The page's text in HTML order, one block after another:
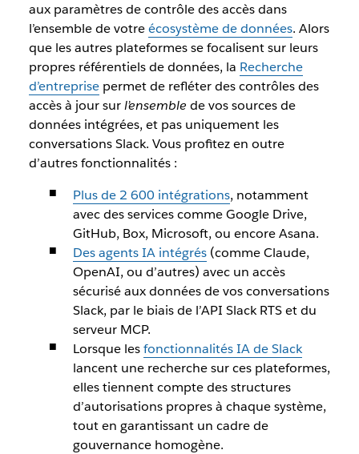
aux paramètres de contrôle des accès dans
l’ensemble de votreécosystème de données. Alors
que les autres plateformes se focalisent sur leurs
propres référentiels de données, la Recherche
d’entreprisepermet de refléter des contrôles des
accès à jour surl’ensemble de vos sources de
données intégrées, et pas uniquement les
conversations Slack. Vous profitez en outre
d’autres fonctionnalités :
Plus de 2 600 intégrations, notamment
avec des services comme Google Drive,
GitHub, Box, Microsoft, ou encore Asana.
Des agents IA intégrés(comme Claude,
OpenAI, ou d’autres) avec un accès
sécurisé aux données de vos conversations
Slack, par le biais de l’API Slack RTS et du
serveur MCP.
Lorsque lesfonctionnalités IA de Slack
lancent une recherche sur ces plateformes,
elles tiennent compte des structures
d’autorisations propres à chaque système,
tout en garantissant un cadre de
gouvernance homogène.